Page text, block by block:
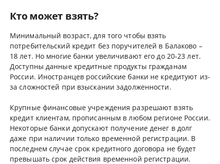
Кто может взять?
Минимальный возраст, для того чтобы взять
потребительский кредит без поручителей в Балаково –
18 лет. Но многие банки увеличивают его до 20-23 лет.
Доступны данные кредитные продукты гражданам
России. Иностранцев российские банки не кредитуют из-
за сложностей при взыскании задолженности.
Крупные финансовые учреждения разрешают взять
кредит клиентам, прописанным в любом регионе России.
Некоторые банки допускают получение денег в долг
даже при наличии только временной регистрации. В
последнем случае срок кредитного договора не будет
превышать срок действия временной регистрации.